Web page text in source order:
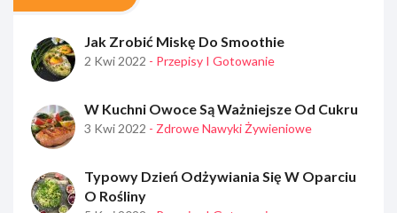
Jak Zrobić Miskę Do Smoothie
2 Kwi 2022 - Przepisy I Gotowanie
W Kuchni Owoce Są Ważniejsze Od Cukru
3 Kwi 2022 - Zdrowe Nawyki Żywieniowe
Typowy Dzień Odżywiania Się W Oparciu
O Rośliny